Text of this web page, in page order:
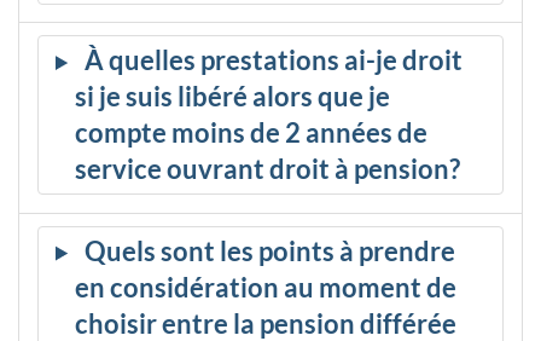
À quelles prestations ai-je droit
si je suis libéré alors que je
compte moins de 2 années de
service ouvrant droit à pension?
Quels sont les points à prendre
en considération au moment de
choisir entre la pension différée